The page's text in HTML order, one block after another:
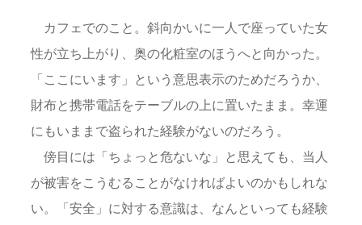
カフェでのこと。斜向かいに一人で座っていた女
性が立ち上がり、奥の化粧室のほうへと向かった。
「ここにいます」という意思表示のためだろうか、
財布と携帯電話をテーブルの上に置いたまま。幸運
にもいままで盗られた経験がないのだろう。
傍目には「ちょっと危ないな」と思えても、当人
が被害をこうむることがなければよいのかもしれな
い。「安全」に対する意識は、なんといっても経験